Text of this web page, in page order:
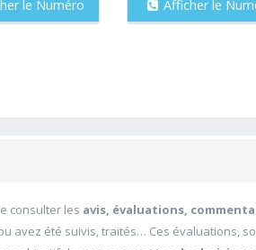
le Numéro Afficher le
consulter les avis, évaluations,
avez été suivis, traités… Ces évaluations,